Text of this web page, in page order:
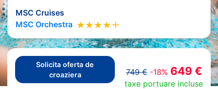
MSC Cruises
MSC Orchestra
Solicita oferta de
croaziera
749 € -18% 649 €
taxe portuare incluse